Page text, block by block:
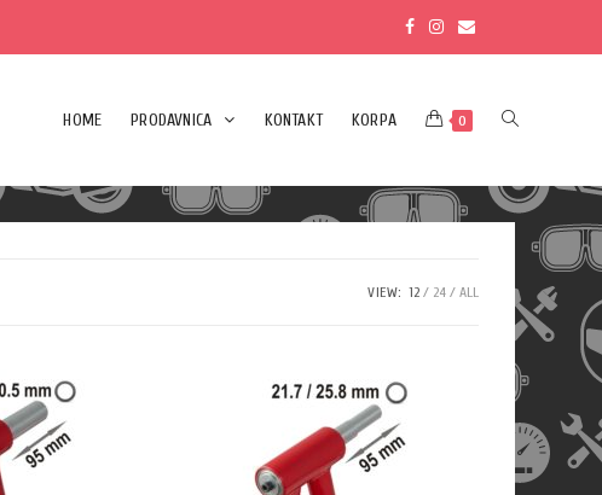
HOME PRODAVNICA KONTAKT KORPA 0
VIEW: 12 24 ALL